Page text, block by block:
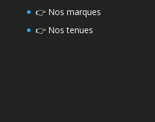
👉 Nos marques
👉 Nos tenues